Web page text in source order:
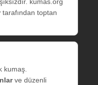
tarafından toptan
kumaş.
ve düzenli